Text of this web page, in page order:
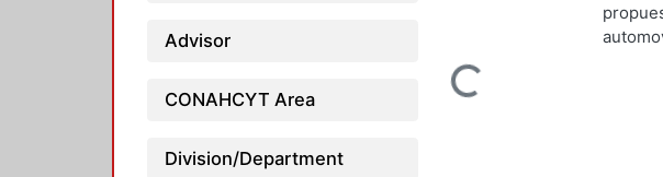
Advisor
CONAHCYT Area
Division/Department
Loading...